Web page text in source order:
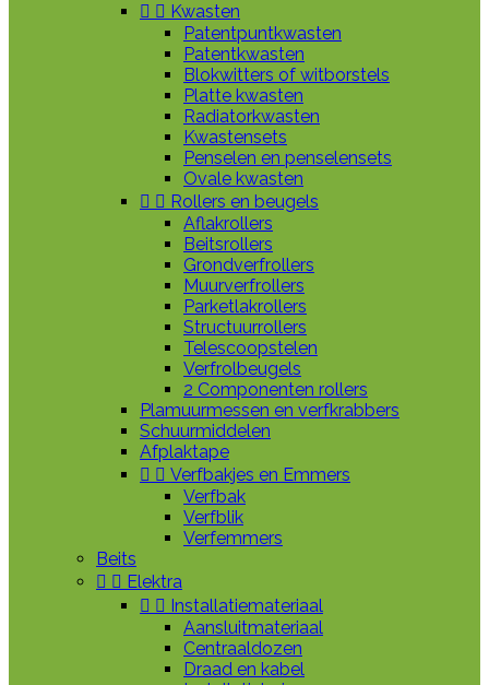
  Kwasten
Patentpuntkwasten
Patentkwasten
Blokwitters of witborstels
Platte kwasten
Radiatorkwasten
Kwastensets
Penselen en penselensets
Ovale kwasten
  Rollers en beugels
Aflakrollers
Beitsrollers
Grondverfrollers
Muurverfrollers
Parketlakrollers
Structuurrollers
Telescoopstelen
Verfrolbeugels
2 Componenten rollers
Plamuurmessen en verfkrabbers
Schuurmiddelen
Afplaktape
  Verfbakjes en Emmers
Verfbak
Verfblik
Verfemmers
Beits
  Elektra
  Installatiemateriaal
Aansluitmateriaal
Centraaldozen
Draad en kabel